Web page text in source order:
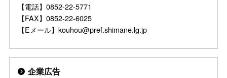
【電話】0852-22-5771
【FAX】0852-22-6025
【Eメール】kouhou@pref.shimane.lg.jp
企業広告